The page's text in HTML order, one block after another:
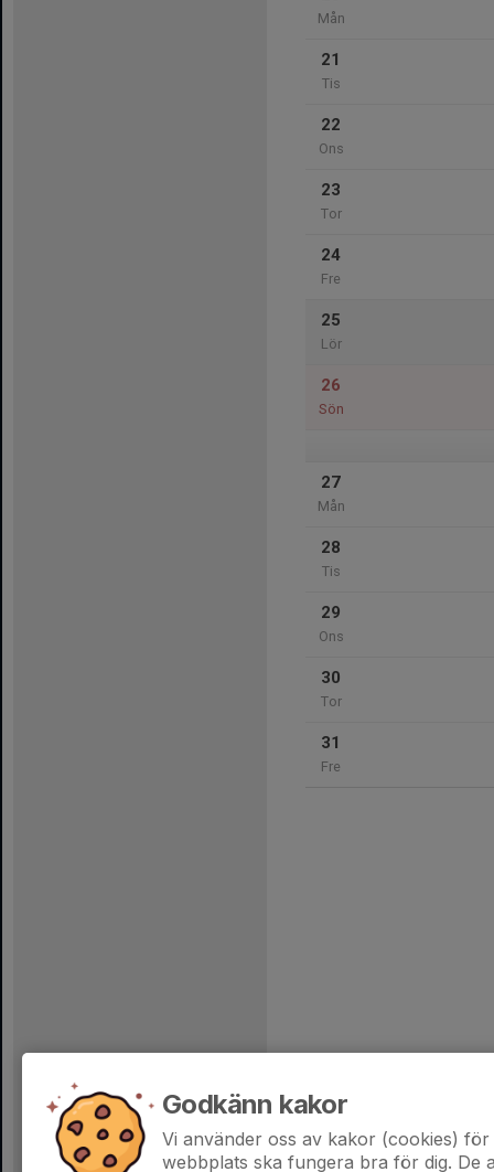
Mån
21
Tis
22
Ons
23
Tor
24
Fre
25
Lör
26
Sön
27
Mån
28
Tis
29
Ons
30
Tor
31
Fre
Godkänn kakor
Vi använder oss av kakor (cookies)
webbplats ska fungera bra för dig. De